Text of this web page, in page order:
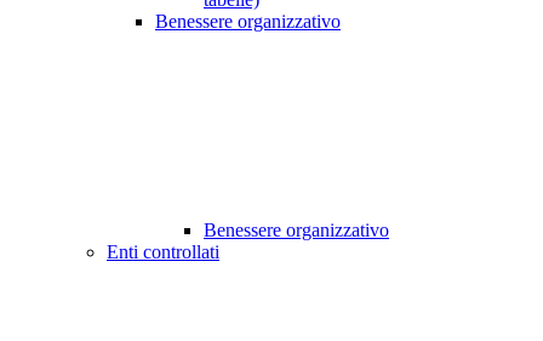
Benessere organizzativo
Benessere organizzativo
Enti controllati